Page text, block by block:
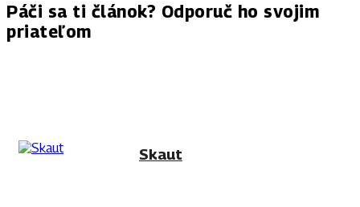
Páči sa ti článok? Odporuč ho svojim
priateľom
Skaut